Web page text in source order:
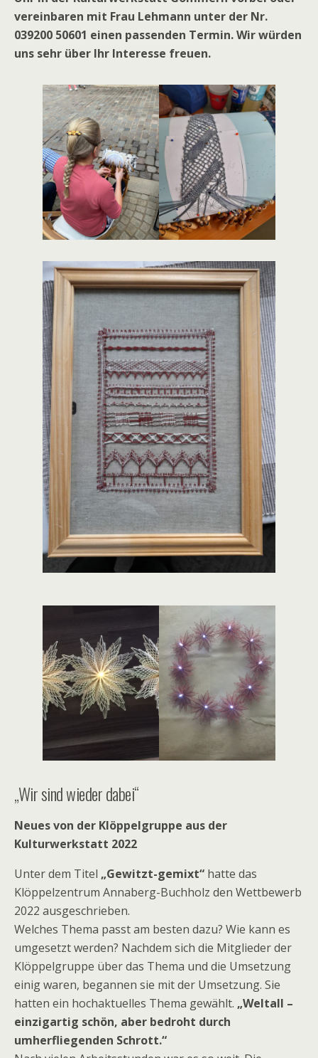
vereinbaren mit Frau Lehmann unter der Nr.
039200 50601 einen passenden Termin. Wir würden
uns sehr über Ihr Interesse freuen.
„Wir sind wieder dabei“
Neues von der Klöppelgruppe aus der
Kulturwerkstatt 2022
Unter dem Titel „Gewitzt-gemixt“ hatte das
Klöppelzentrum Annaberg-Buchholz den Wettbewerb
2022 ausgeschrieben.
Welches Thema passt am besten dazu? Wie kann es
umgesetzt werden? Nachdem sich die Mitglieder der
Klöppelgruppe über das Thema und die Umsetzung
einig waren, begannen sie mit der Umsetzung. Sie
hatten ein hochaktuelles Thema gewählt. „Weltall –
einzigartig schön, aber bedroht durch
umherfliegenden Schrott.“